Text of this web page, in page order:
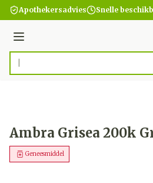
Ga naar de inhoud
Apothekersadvies Snelle
Menu
Product, merk, categorie...
Ambra Grisea 200k
Geneesmiddel